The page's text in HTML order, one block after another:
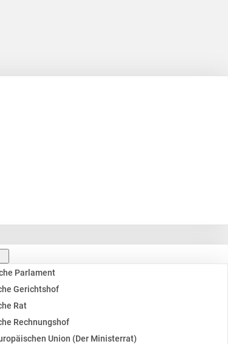
Parlament
Gerichtshof
Rat
Rechnungshof
Union (Der Ministerrat)